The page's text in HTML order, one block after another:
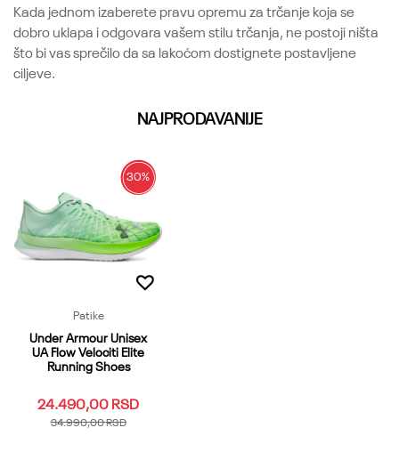
Kada jednom izaberete pravu opremu za trčanje koja se
dobro uklapa i odgovara vašem stilu trčanja, ne postoji ništa
što bi vas sprečilo da sa lakoćom dostignete postavljene
ciljeve.
NAJPRODAVANIJE
30%
Patike
Under Armour Unisex
UA Flow Velociti Elite
Running Shoes
24.490,00RSD
34.990,00RSD